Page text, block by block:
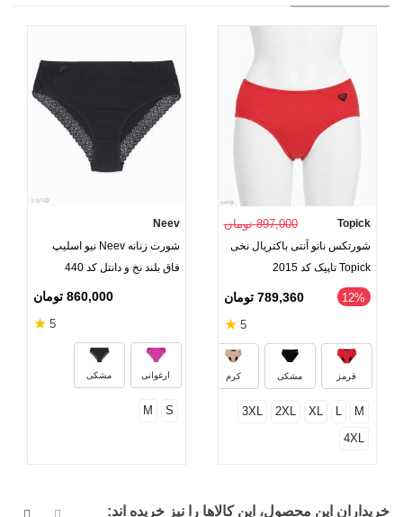
Topick 897,000 تومان
شورتکس نانو آنتی باکتریال نخی
Topick تاپیک کد 2015
‎12% 789,360 تومان
5
★
قرمز مشکی کرم
خاکستری ملانژ
M
L
XL
2XL
3XL
4XL
Neev
شورت زنانه Neev نیو اسلیپ
فاق بلند نخ و دانتل کد 440
860,000 تومان
5
★
ارغوانی مشکی
S
M
خریداران این محصول، این کالاها را نیز خریده اند: